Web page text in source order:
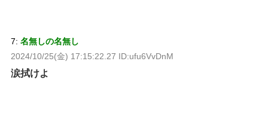
7: 名無しの名無し
2024/10/25(金) 17:15:22.27 ID:ufu6VvDnM
涙拭けよ